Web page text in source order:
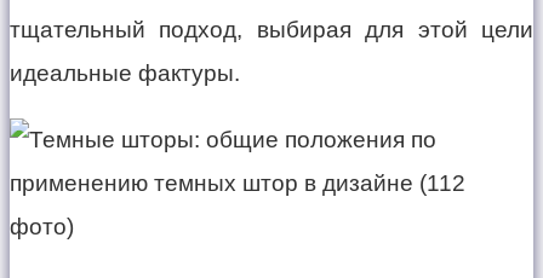
тщательный подход, выбирая для этой цели
идеальные фактуры.